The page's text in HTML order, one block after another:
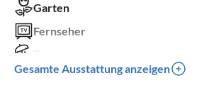
Garten
Fernseher
Spülmaschine
Gesamte Ausstattung anzeigen